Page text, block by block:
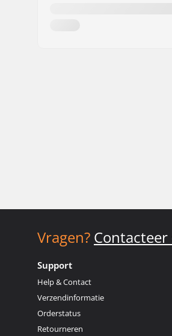
Vragen? Contacteer
Support
Help & Contact
Verzendinformatie
Orderstatus
Retourneren